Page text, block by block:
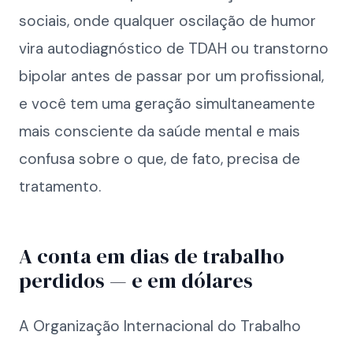
sociais, onde qualquer oscilação de humor
vira autodiagnóstico de TDAH ou transtorno
bipolar antes de passar por um profissional,
e você tem uma geração simultaneamente
mais consciente da saúde mental e mais
confusa sobre o que, de fato, precisa de
tratamento.
A conta em dias de trabalho
perdidos — e em dólares
A Organização Internacional do Trabalho